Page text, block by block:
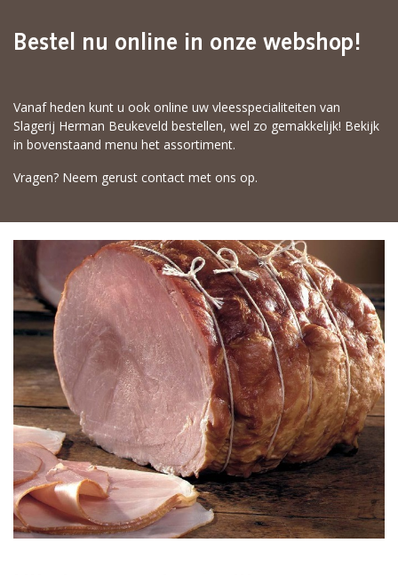
Bestel nu online in onze webshop!
Vanaf heden kunt u ook online uw vleesspecialiteiten van
Slagerij Herman Beukeveld bestellen, wel zo gemakkelijk! Bekijk
in bovenstaand menu het assortiment.
Vragen? Neem gerust contact met ons op.